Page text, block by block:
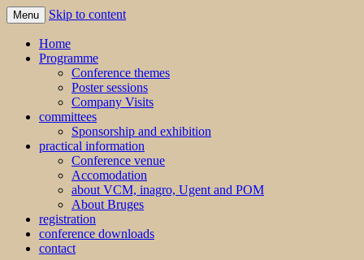
MS2013
Menu Skip to content
Home
Programme
Conference themes
Poster sessions
Company Visits
committees
Sponsorship and exhibition
practical information
Conference venue
Accomodation
about VCM, inagro, Ugent and POM
About Bruges
registration
conference downloads
contact